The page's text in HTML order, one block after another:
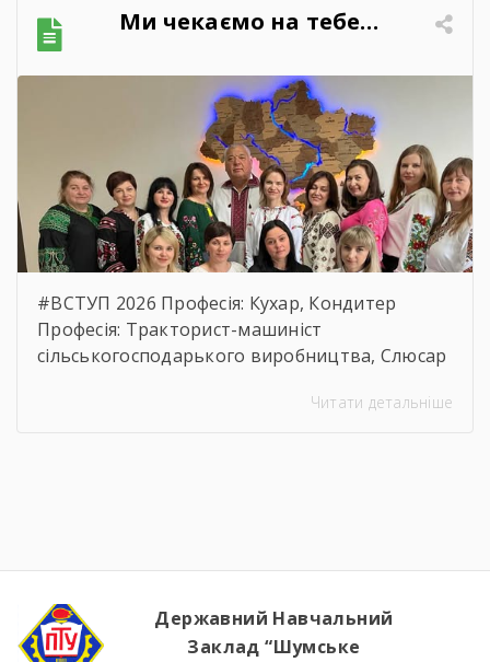
обгрунтування технічних та якісних
характеристик предмета закупівлі, розміру
бюджетного призначення, очікуваної
вартості предмета закупівлі.
https://drive.google.com/file/d/
Ми чекаємо на тебе…
#ВСТУП 2026 Професія: Кухар, Кондитер
Професія: Тракторист-машиніст
сільськогосподарького виробництва, Слюсар
устаткування, водій автотранспортних
Читати детальніше
Державний Навчальний
Заклад “Шумське